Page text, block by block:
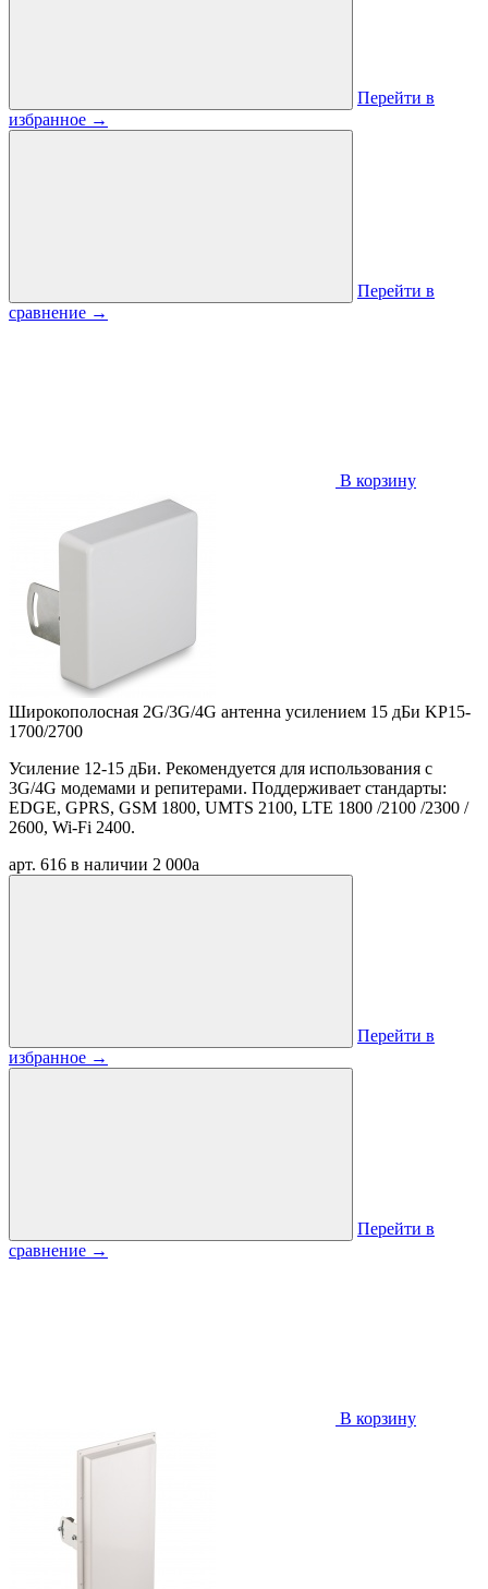
Перейти в
избранное →
Перейти в
сравнение →
В корзину
Широкополосная 2G/3G/4G антенна усилением 15 дБи KP15-
1700/2700
Усиление 12-15 дБи. Рекомендуется для использования с
3G/4G модемами и репитерами. Поддерживает стандарты:
EDGE, GPRS, GSM 1800, UMTS 2100, LTE 1800 /2100 /2300 /
2600, Wi-Fi 2400.
арт. 616 в наличии 2 000a
Перейти в
избранное →
Перейти в
сравнение →
В корзину